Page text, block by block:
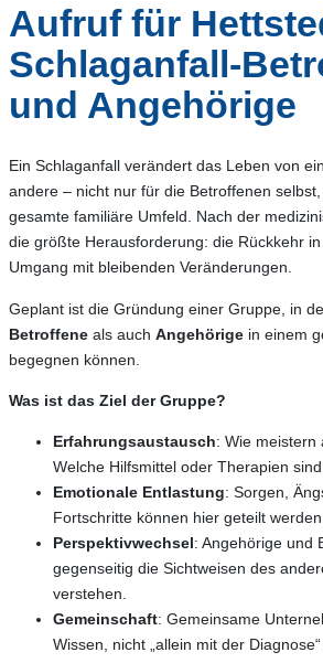
Aufruf für
Schlaganfall-
und Angehörige
Ein Schlaganfall verändert das Leben von
andere – nicht nur für die Betroffenen
gesamte familiäre Umfeld. Nach der
die größte Herausforderung: die Rückkehr
Umgang mit bleibenden Veränderungen.
Geplant ist die Gründung einer Gruppe, in
Betroffene als auch Angehörige in einem
begegnen können.
Was ist das Ziel der Gruppe?
Erfahrungsaustausch: Wie meistern
Welche Hilfsmittel oder Therapien
Emotionale Entlastung: Sorgen,
Fortschritte können hier geteilt
Perspektivwechsel: Angehörige und
gegenseitig die Sichtweisen des
verstehen.
Gemeinschaft: Gemeinsame
Wissen, nicht „allein mit der